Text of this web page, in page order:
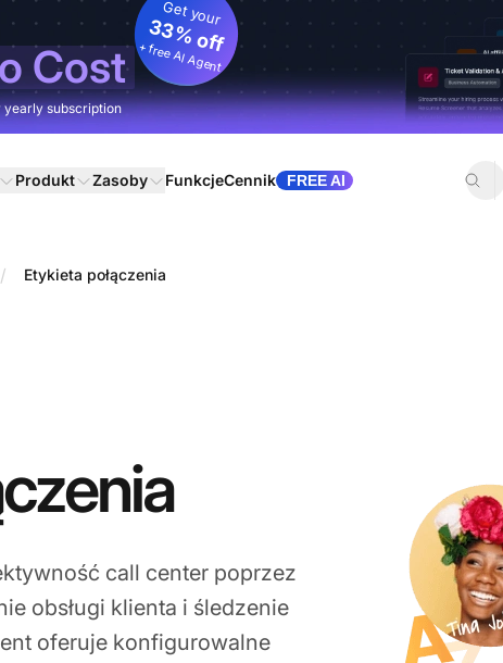
Cost
Get your
33% off
+ free AI Agent
yearly subscription
Produkt Zasoby FunkcjeCennik FREE AI
/ Etykieta połączenia
call center poprzez
obsługi klienta i śledzenie
oferuje konfigurowalne